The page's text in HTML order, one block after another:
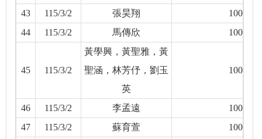
43
115/3/2 張昊翔
100
44
115/3/2 馬傳欣 100
45 115/3/2
黃學興，黃聖雅，黃
聖涵，林芳伃，劉玉
英
100
46 115/3/2 李孟遠
100
47
115/3/2 蘇育萱
100